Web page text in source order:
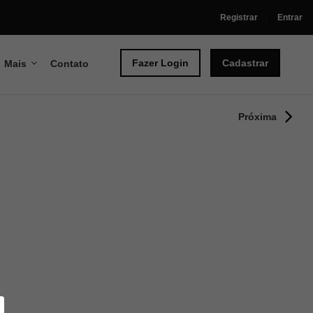
Registrar Entrar
Mais Contato Fazer Login Cadastrar
Próxima